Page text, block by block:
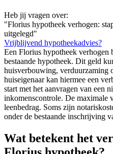
Heb jij vragen over:
"Florius hypotheek verhogen:
uitgelegd"
Vrijblijvend hypotheekadvies?
Een Florius hypotheek verhogen
bestaande hypotheek. Dit geld
huisverbouwing, verduurzaming
huiseigenaar kan hiermee een
start met het aanvragen van een
inkomenscontrole. De maximale
leenbedrag. Soms zijn
onder de bestaande inschrijving
Wat betekent het